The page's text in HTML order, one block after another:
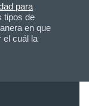
para
tipos de
en que
el cuál la